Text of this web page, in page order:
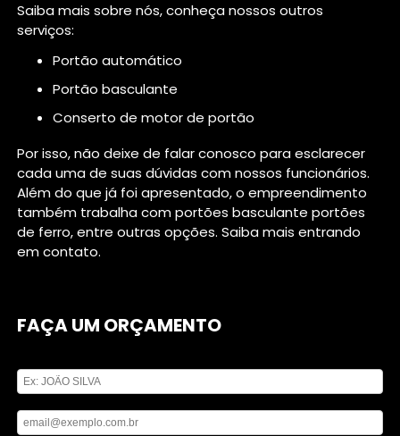
Saiba mais sobre nós, conheça nossos outros
serviços:
portão automático
portão basculante
conserto de motor de portão
Por isso, não deixe de falar conosco para esclarecer
cada uma de suas dúvidas com nossos funcionários.
Além do que já foi apresentado, o empreendimento
também trabalha com portões basculante portões
de ferro, entre outras opções. Saiba mais entrando
em contato.
FAÇA UM ORÇAMENTO